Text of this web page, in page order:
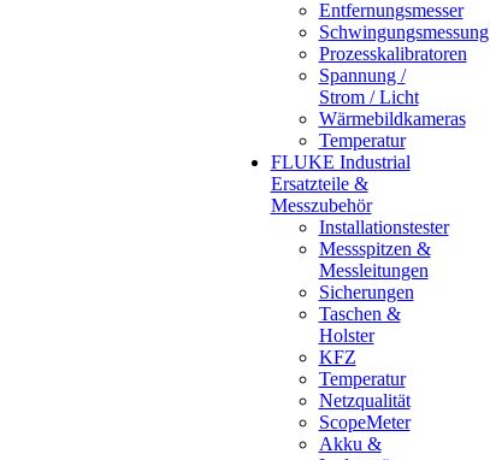
Entfernungsmesser
Schwingungsmessung
Prozesskalibratoren
Spannung /
Strom / Licht
Wärmebildkameras
Temperatur
FLUKE Industrial
Ersatzteile &
Messzubehör
Installationstester
Messspitzen &
Messleitungen
Sicherungen
Taschen &
Holster
KFZ
Temperatur
Netzqualität
ScopeMeter
Akku &